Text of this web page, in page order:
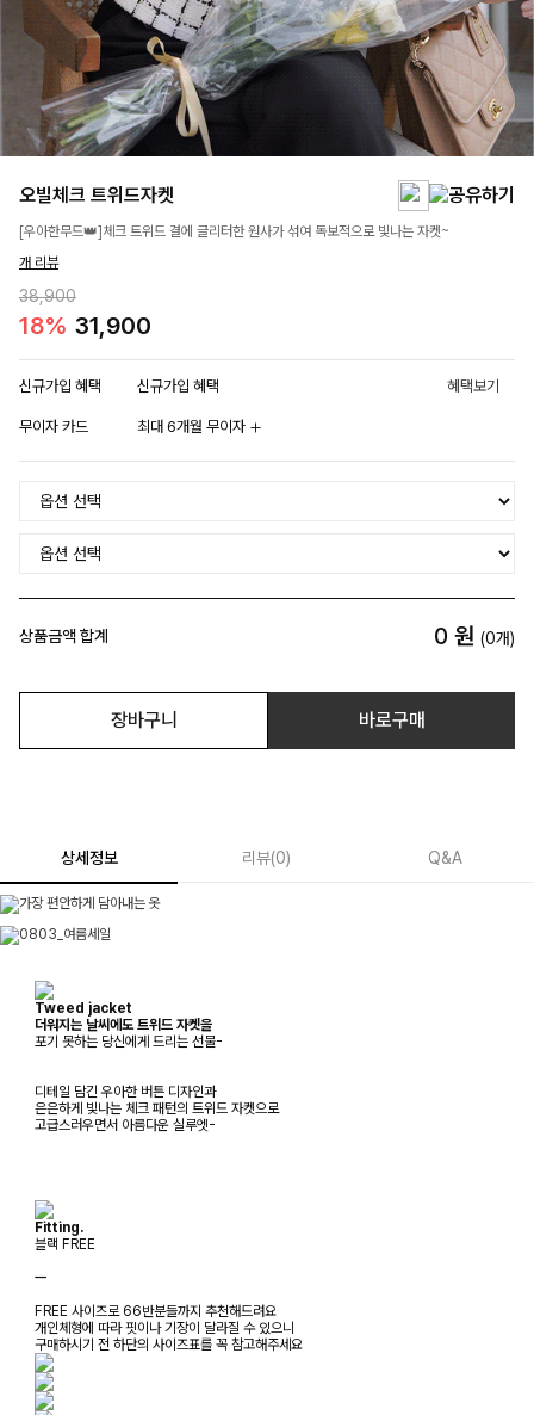
오빌체크 트위드자켓
[우아한무드👑]체크 트위드 결에 글리터한 원사가 섞여 독보적으로 빛나는 자켓~
개 리뷰
38,900
18% 31,900
신규가입 혜택 신규가입 혜택 혜택보기
무이자 카드 최대 6개월 무이자
상품금액 합계 0 원 (0개)
장바구니 바로구매
상세정보 리뷰(0) Q&A
Tweed jacket
더워지는 날씨에도 트위드 자켓을
포기 못하는 당신에게 드리는 선물-
디테일 담긴 우아한 버튼 디자인과
은은하게 빛나는 체크 패턴의 트위드 자켓으로
고급스러우면서 아름다운 실루엣-
Fitting.
블랙 FREE
ㅡ
FREE 사이즈로 66반분들까지 추천해드려요
개인체형에 따라 핏이나 기장이 달라질 수 있으니
구매하시기 전 하단의 사이즈표를 꼭 참고해주세요